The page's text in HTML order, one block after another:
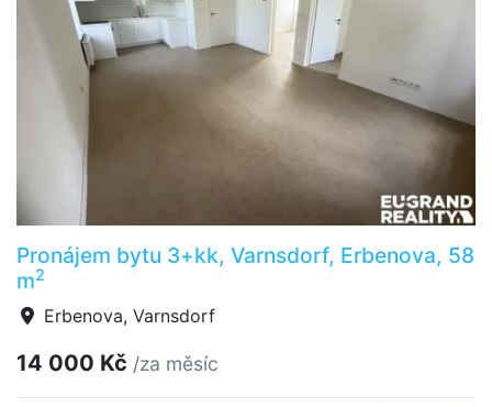
Pronájem bytu 3+kk, Varnsdorf, Erbenova, 58
m2
Erbenova, Varnsdorf
14 000 Kč /za měsíc